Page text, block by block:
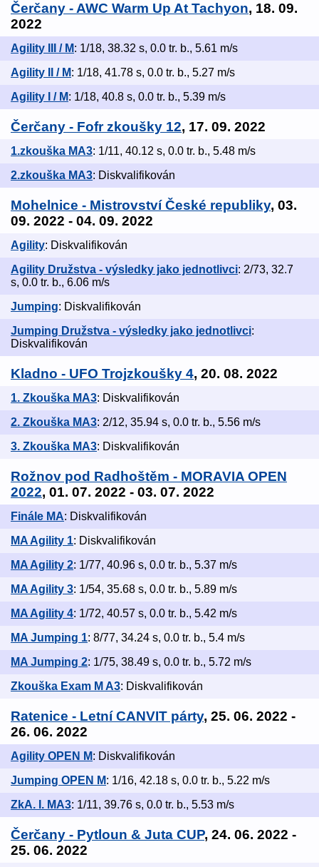
Čerčany - AWC Warm Up At Tachyon, 18. 09.
2022
Agility III / M: 1/18, 38.32 s, 0.0 tr. b., 5.61 m/s
Agility II / M: 1/18, 41.78 s, 0.0 tr. b., 5.27 m/s
Agility I / M: 1/18, 40.8 s, 0.0 tr. b., 5.39 m/s
Čerčany - Fofr zkoušky 12, 17. 09. 2022
1.zkouška MA3: 1/11, 40.12 s, 0.0 tr. b., 5.48 m/s
2.zkouška MA3: Diskvalifikován
Mohelnice - Mistrovství České republiky, 03.
09. 2022 - 04. 09. 2022
Agility: Diskvalifikován
Agility Družstva - výsledky jako jednotlivci: 2/73, 32.7
s, 0.0 tr. b., 6.06 m/s
Jumping: Diskvalifikován
Jumping Družstva - výsledky jako jednotlivci:
Diskvalifikován
Kladno - UFO Trojzkoušky 4, 20. 08. 2022
1. Zkouška MA3: Diskvalifikován
2. Zkouška MA3: 2/12, 35.94 s, 0.0 tr. b., 5.56 m/s
3. Zkouška MA3: Diskvalifikován
Rožnov pod Radhoštěm - MORAVIA OPEN
2022, 01. 07. 2022 - 03. 07. 2022
Finále MA: Diskvalifikován
MA Agility 1: Diskvalifikován
MA Agility 2: 1/77, 40.96 s, 0.0 tr. b., 5.37 m/s
MA Agility 3: 1/54, 35.68 s, 0.0 tr. b., 5.89 m/s
MA Agility 4: 1/72, 40.57 s, 0.0 tr. b., 5.42 m/s
MA Jumping 1: 8/77, 34.24 s, 0.0 tr. b., 5.4 m/s
MA Jumping 2: 1/75, 38.49 s, 0.0 tr. b., 5.72 m/s
Zkouška Exam M A3: Diskvalifikován
Ratenice - Letní CANVIT párty, 25. 06. 2022 -
26. 06. 2022
Agility OPEN M: Diskvalifikován
Jumping OPEN M: 1/16, 42.18 s, 0.0 tr. b., 5.22 m/s
ZkA. I. MA3: 1/11, 39.76 s, 0.0 tr. b., 5.53 m/s
Čerčany - Pytloun & Juta CUP, 24. 06. 2022 -
25. 06. 2022